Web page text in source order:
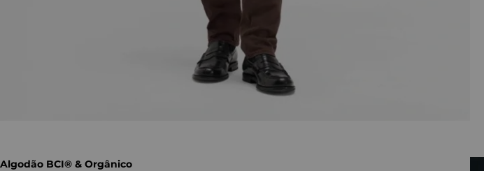
Algodão BCI® & Orgânico